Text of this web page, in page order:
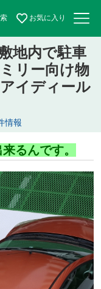
お気に入り
地内で駐車
リー向け物
イディール
情報
るんです。